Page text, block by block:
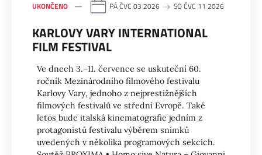
UKONČENO PÁ ČVC 03 2026 SO ČVC 11 2026
KARLOVY VARY INTERNATIONAL
FILM FESTIVAL
Ve dnech 3.–11. července se uskuteční 60.
ročník Mezinárodního filmového festivalu
Karlovy Vary, jednoho z nejprestižnějších
filmových festivalů ve střední Evropě. Také
letos bude italská kinematografie jedním z
protagonistů festivalu výběrem snímků
uvedených v několika programových sekcích.